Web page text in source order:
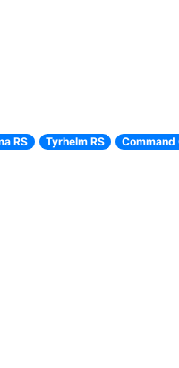
RS Tyrhelm RS Command